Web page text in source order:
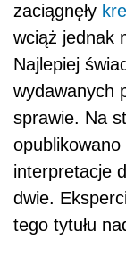
zaciągnęły
wciąż jednak
Najlepiej
wydawanych
sprawie. Na
interpretacje
dwie.
tego tytułu